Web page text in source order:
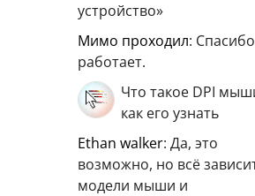
устройство»
мимо проходил:
работает.
Что такое DPI
как его узнать
ethan walker: Да, это
возможно, но всё
модели мыши и